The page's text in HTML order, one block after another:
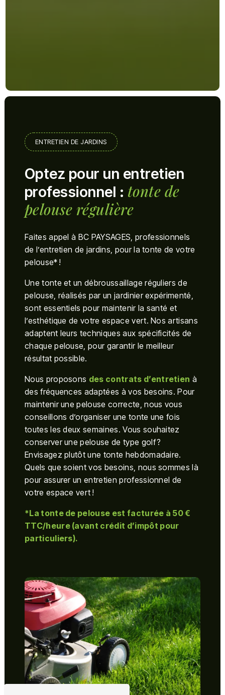
ENTRETIEN DE JARDINS
Optez pour un entretien
professionnel : tonte de
pelouse régulière
Faites appel à BC PAYSAGES, professionnels
de l’entretien de jardins, pour la tonte de votre
pelouse* !
Une tonte et un débroussaillage réguliers de
pelouse, réalisés par un jardinier expérimenté,
sont essentiels pour maintenir la santé et
l’esthétique de votre espace vert. Nos artisans
adaptent leurs techniques aux spécificités de
chaque pelouse, pour garantir le meilleur
résultat possible.
Nous proposons des contrats d’entretien à
des fréquences adaptées à vos besoins. Pour
maintenir une pelouse correcte, nous vous
conseillons d’organiser une tonte une fois
toutes les deux semaines. Vous souhaitez
conserver une pelouse de type golf ?
Envisagez plutôt une tonte hebdomadaire.
Quels que soient vos besoins, nous sommes là
pour assurer un entretien professionnel de
votre espace vert !
*La tonte de pelouse est facturée à 50 €
TTC/heure (avant crédit d’impôt pour
particuliers).